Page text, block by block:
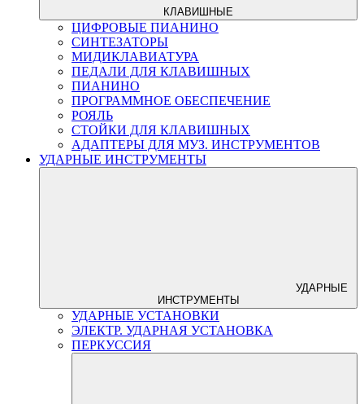
КЛАВИШНЫЕ
ЦИФРОВЫЕ ПИАНИНО
СИНТЕЗАТОРЫ
МИДИКЛАВИАТУРА
ПЕДАЛИ ДЛЯ КЛАВИШНЫХ
ПИАНИНО
ПРОГРАММНОЕ ОБЕСПЕЧЕНИЕ
РОЯЛЬ
СТОЙКИ ДЛЯ КЛАВИШНЫХ
АДАПТЕРЫ ДЛЯ МУЗ. ИНСТРУМЕНТОВ
УДАРНЫЕ ИНСТРУМЕНТЫ
УДАРНЫЕ
ИНСТРУМЕНТЫ
УДАРНЫЕ УСТАНОВКИ
ЭЛЕКТР. УДАРНАЯ УСТАНОВКА
ПЕРКУССИЯ